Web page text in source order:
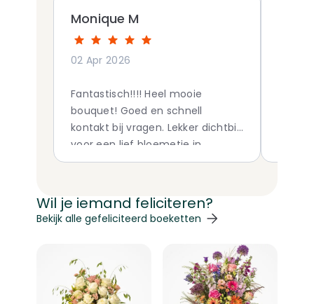
Monique M
02 Apr 2026
Fantastisch!!!! Heel mooie
bouquet! Goed en schnell
kontakt bij vragen. Lekker dichtbij
voor een lief bloemetje in
Kerkdriel ( en omgeving)
Wil je iemand feliciteren?
Navigeren door de elementen van de carrousel is
Druk om carrousel over te slaan
Bekijk alle gefeliciteerd boeketten